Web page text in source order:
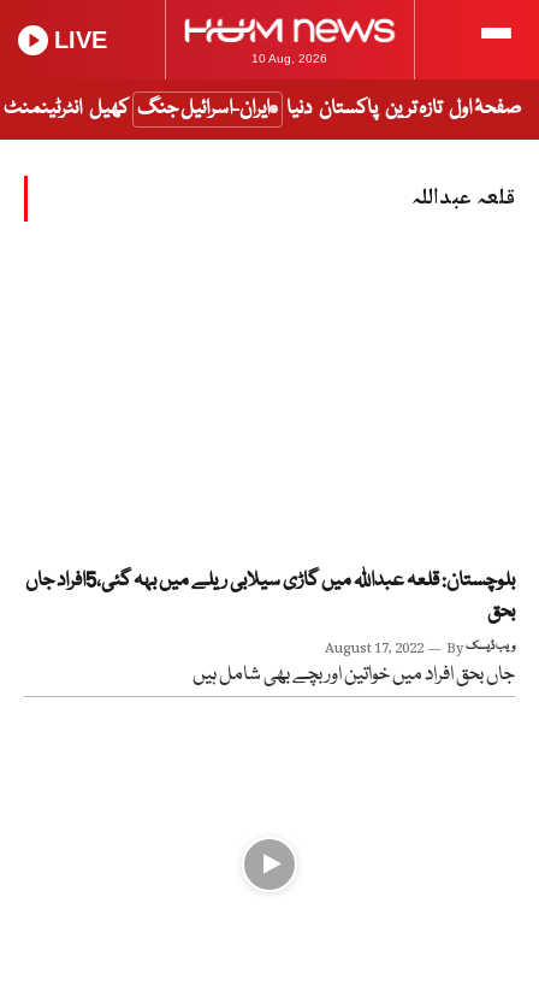
10 Aug, 2026
LIVE
صفحۂ اول تازہ ترین پاکستان دنیا ایران-اسرائیل جنگ کھیل انٹرٹینمنٹ
قلعہ عبداللہ
بلوچستان: قلعہ عبداللہ میں گاڑی سیلابی ریلے میں بہہ گئی،5افراد جاں
بحق
August 17, 2022 Byویب ڈیسک
جاں بحق افراد میں خواتین اور بچے بھی شامل ہیں